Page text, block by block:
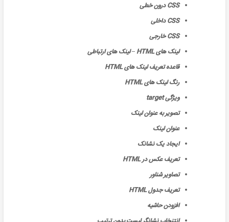
CSS درون خطی
CSS داخلی
CSS خارجی
لینک های HTML – لینک های ارتباطی
قاعده تعریف لینک های HTML
رنگ لینک های HTML
ویژگی target
تصویر به عنوان لینک
عنوان لینک
ایجاد یک نشانک
تعریف عکس در HTML
تصاویر شناور
تعریف جدول HTML
افزودن حاشیه